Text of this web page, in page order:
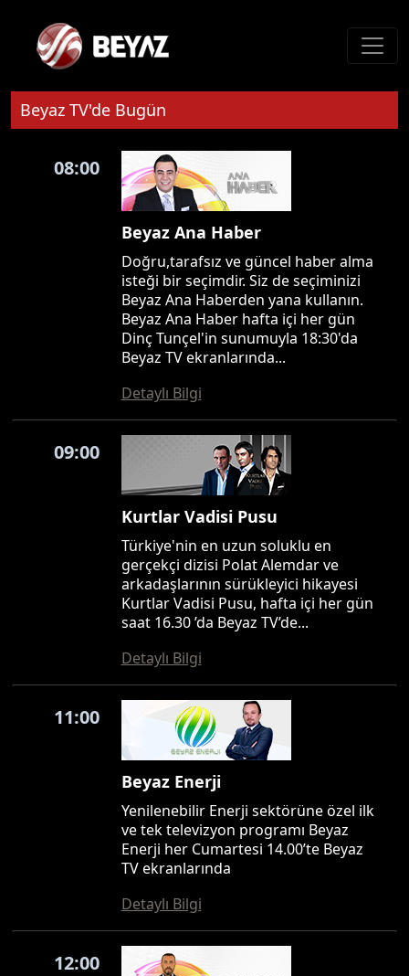
Beyaz TV'de Bugün
08:00
Beyaz Ana Haber
Doğru,tarafsız ve güncel haber alma
isteği bir seçimdir. Siz de seçiminizi
Beyaz Ana Haberden yana kullanın.
Beyaz Ana Haber hafta içi her gün
Dinç Tunçel'in sunumuyla 18:30'da
Beyaz TV ekranlarında...
Detaylı Bilgi
09:00
Kurtlar Vadisi Pusu
Türkiye'nin en uzun soluklu en
gerçekçi dizisi Polat Alemdar ve
arkadaşlarının sürükleyici hikayesi
Kurtlar Vadisi Pusu, hafta içi her gün
saat 16.30 ’da Beyaz TV’de...
Detaylı Bilgi
11:00
Beyaz Enerji
Yenilenebilir Enerji sektörüne özel ilk
ve tek televizyon programı Beyaz
Enerji her Cumartesi 14.00’te Beyaz
TV ekranlarında
Detaylı Bilgi
12:00